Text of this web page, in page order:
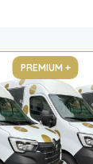
PREMIUM +